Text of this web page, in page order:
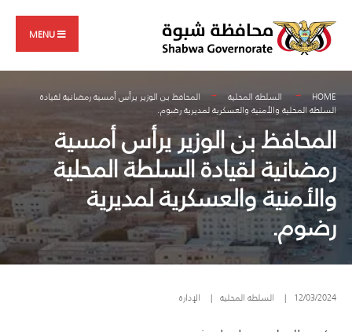
content
MENU
HOME السلطة المحلية
المحافظ بن الوزير يرأس أمسية رمضانية لقيادة
السلطة المحلية والأمنية والعسكرية لمديرية رضوم.
المحافظ بن الوزير يرأس أمسية
رمضانية لقيادة السلطة المحلية
والأمنية والعسكرية لمديرية
رضوم.
12/03/2024
| السلطة المحلية | الإدارة
for: